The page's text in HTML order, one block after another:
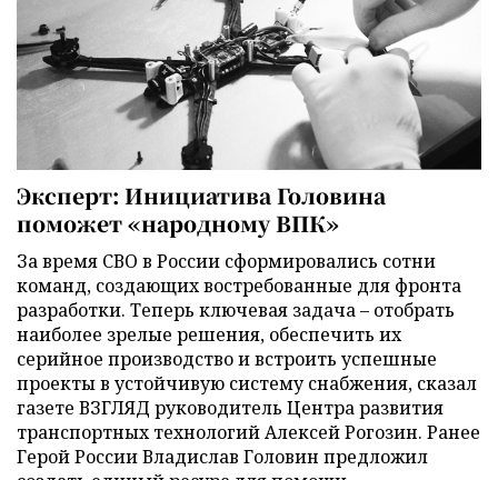
Эксперт: Инициатива Головина
поможет «народному ВПК»
За время СВО в России сформировались сотни
команд, создающих востребованные для фронта
разработки. Теперь ключевая задача – отобрать
наиболее зрелые решения, обеспечить их
серийное производство и встроить успешные
проекты в устойчивую систему снабжения, сказал
газете ВЗГЛЯД руководитель Центра развития
транспортных технологий Алексей Рогозин. Ранее
Герой России Владислав Головин предложил